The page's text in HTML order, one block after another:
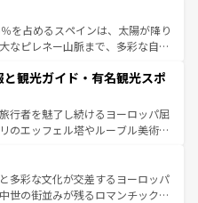
い田園風景やアマルフィ海岸の絶
せない。観光の合間には、本場の
のイタリア料理を堪能することも
、忘れられない旅をしてみよう！
報は
を占めるスペインは、太陽が降り
なピレネー山脈まで、多彩な自然
、情熱的なフラメンコ、熱気あふ
いタパスが生活の一部となってい
練された雰囲気や、バルセロナの
、地方では古代ローマ遺跡や中世
や気候が異なるスペインはその個
性で訪れる人を魅了する。 なお、新着のスペイン情報は コ
ほしい。
観光ガイド・有名観光スポ
行者を魅了し続けるヨーロッパ屈
のエッフェル塔やルーブル美術館
ている。華麗な宮殿、歴史的な大
して豊かな自然が、訪れる者を心
ランスは美食の国としても知ら
多彩な文化が交差するヨーロッパ
世の街並みが残るロマンチック街